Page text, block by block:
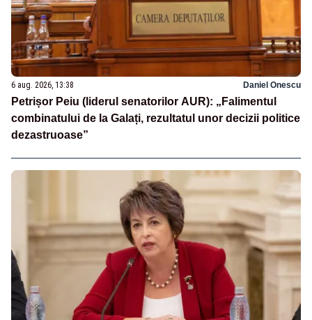
6 aug. 2026, 13:38 Daniel Onescu
Petrișor Peiu (liderul senatorilor AUR): „Falimentul
combinatului de la Galați, rezultatul unor decizii politice
dezastruoase”